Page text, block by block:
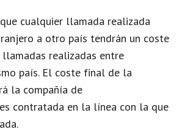
cualquier llamada realizada
a otro país tendrán un coste
realizadas entre
país. El coste final de la
la compañía de
contratada en la línea con la que